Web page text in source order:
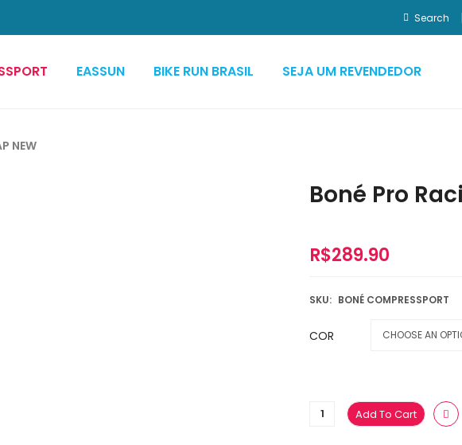
Search
EASSUN BIKE RUN BRASIL SEJA UM REVENDEDOR
NEW
Boné Pro
R$289.90
SKU: BONÉ COMPRESSPORT
COR
Add To Cart